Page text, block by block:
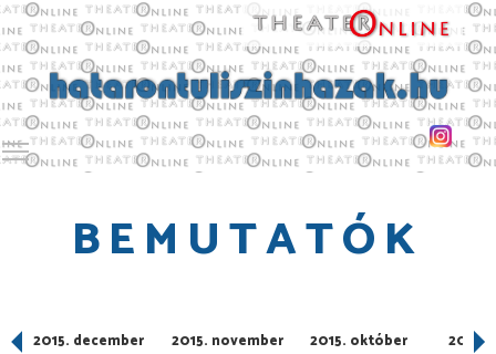
Toggle main menu visibility
BEMUTATÓK
2015. december 2015. november 2015. október 2015.